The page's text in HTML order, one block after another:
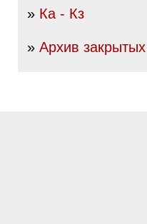
» Ка - Кз
» Архив